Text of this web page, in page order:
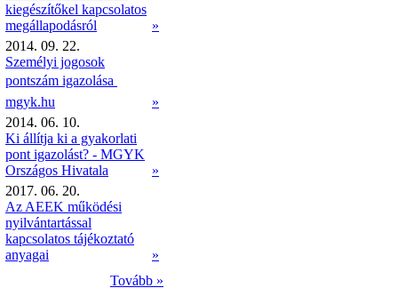
kiegészítőkel kapcsolatos
megállapodásról
»
2014. 09. 22.
Személyi jogosok
pontszám igazolása 
mgyk.hu
»
2014. 06. 10.
Ki állítja ki a gyakorlati
pont igazolást? - MGYK
Országos Hivatala
»
2017. 06. 20.
Az AEEK működési
nyilvántartással
kapcsolatos tájékoztató
anyagai
»
Tovább »